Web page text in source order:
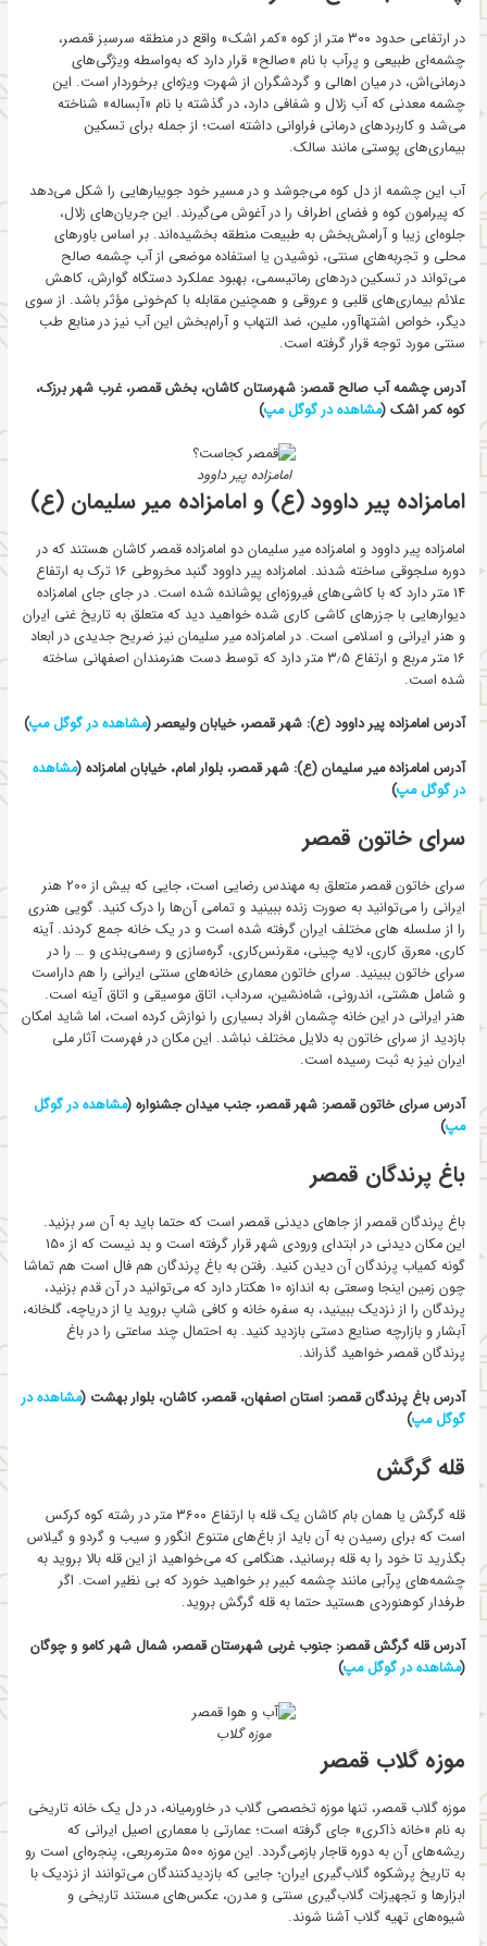
در ارتفاعی حدود ۳۰۰ متر از کوه «کمر اشک» واقع در منطقه سرسبز قمصر،
چشمه‌ای طبیعی و پرآب با نام «صالح» قرار دارد که به‌واسطه ویژگی‌های
درمانی‌اش، در میان اهالی و گردشگران از شهرت ویژه‌ای برخوردار است. این
چشمه معدنی که آب زلال و شفافی دارد، در گذشته با نام «آبساله» شناخته
می‌شد و کاربردهای درمانی فراوانی داشته است؛ از جمله برای تسکین
بیماری‌های پوستی مانند سالک.
آب این چشمه از دل کوه می‌جوشد و در مسیر خود جویبارهایی را شکل می‌دهد
که پیرامون کوه و فضای اطراف را در آغوش می‌گیرند. این جریان‌های زلال،
جلوه‌ای زیبا و آرامش‌بخش به طبیعت منطقه بخشیده‌اند. بر اساس باورهای
محلی و تجربه‌های سنتی، نوشیدن یا استفاده موضعی از آب چشمه صالح
می‌تواند در تسکین دردهای رماتیسمی، بهبود عملکرد دستگاه گوارش، کاهش
علائم بیماری‌های قلبی و عروقی و همچنین مقابله با کم‌خونی مؤثر باشد. از سوی
دیگر، خواص اشتهاآور، ملین، ضد التهاب و آرام‌بخش این آب نیز در منابع طب
سنتی مورد توجه قرار گرفته است.
آدرس چشمه آب صالح قمصر: شهرستان کاشان، بخش قمصر، غرب شهر برزک،
کوه کمر اشک (مشاهده در گوگل مپ)
امامزاده پیر داوود
امامزاده پیر داوود (ع) و امامزاده میر سلیمان (ع)
امامزاده پیر داوود و امامزاده میر سلیمان دو امامزاده قمصر کاشان هستند که در
دوره سلجوقی ساخته شدند. امامزاده پیر داوود گنبد مخروطی ۱۶ ترک به ارتفاع
۱۴ متر دارد که با کاشی‌های فیروزه‌ای پوشانده شده است. در جای جای امامزاده
دیوارهایی با جزرهای کاشی کاری شده خواهید دید که متعلق به تاریخ غنی ایران
و هنر ایرانی و اسلامی است. در امامزاده میر سلیمان نیز ضریح جدیدی در ابعاد
۱۶ متر مربع و ارتفاع ۳٫۵ متر دارد که توسط دست هنرمندان اصفهانی ساخته
شده است.
آدرس امامزاده پیر داوود (ع): شهر قمصر، خیابان ولیعصر (مشاهده در گوگل مپ)
آدرس امامزاده میر سلیمان (ع): شهر قمصر، بلوار امام، خیابان امامزاده (مشاهده
در گوگل مپ)
سرای خاتون قمصر
سرای خاتون قمصر متعلق به مهندس رضایی است، جایی که بیش از 200 هنر
ایرانی را می‌توانید به صورت زنده ببینید و تمامی آن‌ها را درک کنید. گویی هنری
را از سلسله های مختلف ایران گرفته شده است و در یک خانه جمع کردند. آینه
کاری، معرق کاری، لایه چینی، مقرنس‌کاری، گره‌سازی و رسمی‌بندی و … را در
سرای خاتون ببینید. سرای خاتون معماری خانه‌های سنتی ایرانی را هم داراست
و شامل هشتی، اندرونی، شاه‌نشین، سرداب، اتاق موسیقی و اتاق آینه است.
هنر ایرانی در این خانه چشمان افراد بسیاری را نوازش کرده است، اما شاید امکان
بازدید از سرای خاتون به دلایل مختلف نباشد. این مکان در فهرست آثار ملی
ایران نیز به ثبت رسیده است.
آدرس سرای خاتون قمصر: شهر قمصر، جنب ميدان جشنواره (مشاهده در گوگل
مپ)
باغ پرندگان قمصر
باغ پرندگان قمصر از جاهای دیدنی قمصر است که حتما باید به آن سر بزنید.
این مکان دیدنی در ابتدای ورودی شهر قرار گرفته است و بد نیست که از 150
گونه کمیاب پرندگان آن دیدن کنید. رفتن به باغ پرندگان هم فال است هم تماشا
چون زمین اینجا وسعتی به اندازه 10 هکتار دارد که می‌توانید در آن قدم بزنید،
پرندگان را از نزدیک ببینید، به سفره خانه و کافی شاپ بروید یا از دریاچه، گلخانه،
آبشار و بازارچه صنایع دستی بازدید کنید. به احتمال چند ساعتی را در باغ
پرندگان قمصر خواهید گذراند.
آدرس باغ پرندگان قمصر: استان اصفهان، قمصر، کاشان، بلوار بهشت (مشاهده در
گوگل مپ)
قله گرگش
قله گرگش یا همان بام کاشان یک قله با ارتفاع ۳۶۰۰ متر در رشته کوه کرکس
است که برای رسیدن به آن باید از باغ‌های متنوع انگور و سیب و گردو و گیلاس
بگذرید تا خود را به قله برسانید، هنگامی که می‌خواهید از این قله بالا بروید به
چشمه‌های پرآبی مانند چشمه کبیر بر خواهید خورد که بی نظیر است. اگر
طرفدار کوهنوردی هستید حتما به قله گرگش بروید.
آدرس قله گرگش قمصر: جنوب غربی شهرستان قمصر، شمال شهر کامو و چوگان
(مشاهده در گوگل مپ)
موزه گلاب
موزه گلاب قمصر
موزه گلاب قمصر، تنها موزه تخصصی گلاب در خاورمیانه، در دل یک خانه تاریخی
به نام «خانه ذاکری» جای گرفته است؛ عمارتی با معماری اصیل ایرانی که
ریشه‌های آن به دوره قاجار بازمی‌گردد. این موزه ۵۰۰ مترمربعی، پنجره‌ای است رو
به تاریخ پرشکوه گلاب‌گیری ایران؛ جایی که بازدیدکنندگان می‌توانند از نزدیک با
ابزارها و تجهیزات گلاب‌گیری سنتی و مدرن، عکس‌های مستند تاریخی و
شیوه‌های تهیه گلاب آشنا شوند.